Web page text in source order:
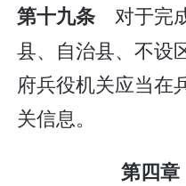
第十九条对于完
县、自治县、不设
府兵役机关应当在
关信息。
第四